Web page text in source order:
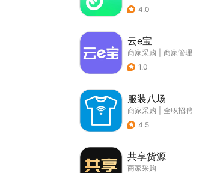
4.0
云e宝
商家采购
商家管理
1.0
服装八场
商家采购
全职招聘
4.5
共享货源
商家采购